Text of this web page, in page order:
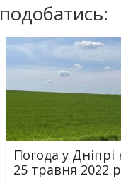
Погода у Дніпрі
25 травня 2022